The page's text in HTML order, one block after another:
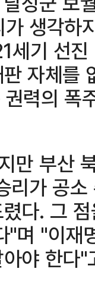
생각하
세기 선
자체를
력의 폭
만 부산
리가 공
다. 그
"며 "이재
야 한다"